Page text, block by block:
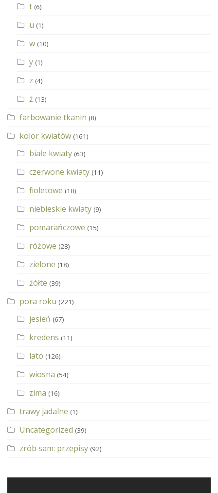
t (6)
u (1)
w (10)
y (1)
z (4)
ż (13)
farbowanie tkanin (8)
kolor kwiatów (161)
białe kwiaty (63)
czerwone kwiaty (11)
fioletowe (10)
niebieskie kwiaty (9)
pomarańczowe (15)
różowe (28)
zielone (18)
żółte (39)
pora roku (221)
jesień (67)
kredens (11)
lato (126)
wiosna (54)
zima (16)
trawy jadalne (1)
Uncategorized (39)
zrób sam: przepisy (92)